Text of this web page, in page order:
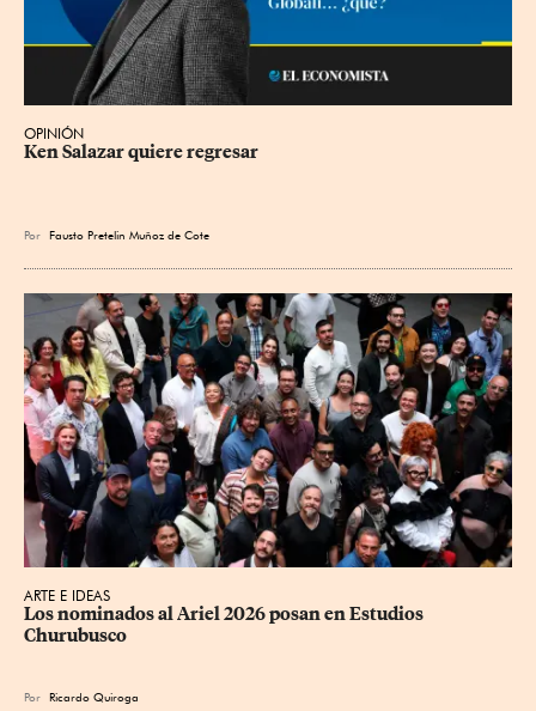
OPINIÓN
Ken Salazar quiere regresar
Por Fausto Pretelin Muñoz de Cote
ARTE E IDEAS
Los nominados al Ariel 2026 posan en Estudios
Churubusco
Por Ricardo Quiroga